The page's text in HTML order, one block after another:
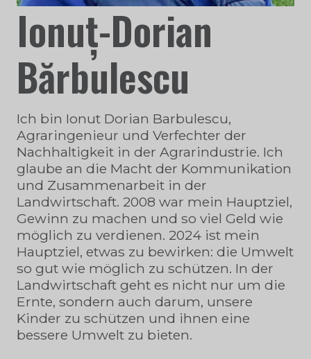
Ionuț-Dorian
Bărbulescu
Ich bin Ionut Dorian Barbulescu,
Agraringenieur und Verfechter der
Nachhaltigkeit in der Agrarindustrie. Ich
glaube an die Macht der Kommunikation
und Zusammenarbeit in der
Landwirtschaft. 2008 war mein Hauptziel,
Gewinn zu machen und so viel Geld wie
möglich zu verdienen. 2024 ist mein
Hauptziel, etwas zu bewirken: die Umwelt
so gut wie möglich zu schützen. In der
Landwirtschaft geht es nicht nur um die
Ernte, sondern auch darum, unsere
Kinder zu schützen und ihnen eine
bessere Umwelt zu bieten.